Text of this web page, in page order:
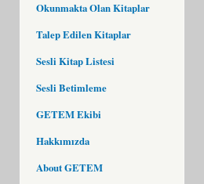
Okunmakta Olan Kitaplar
Talep Edilen Kitaplar
Sesli Kitap Listesi
Sesli Betimleme
GETEM Ekibi
Hakkımızda
About GETEM